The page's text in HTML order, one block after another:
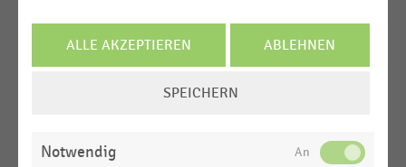
Bekleidung, Schuhe und Sportartikel in
Deutschland (2025)
Top 20 der größten Online-Shops für Outdoor- und
E-COMMERCE
ALLE AKZEPTIEREN ABLEHNEN
SPEICHERN
Notwendig